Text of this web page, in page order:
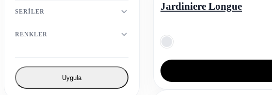
SERILER
RENKLER
Uygula
Jardiniere Longue